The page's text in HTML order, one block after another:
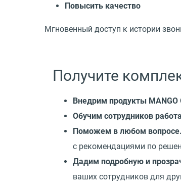
Повысить качество
Мгновенный доступ к истории
Получите
Внедрим продукты MANGO
Обучим сотрудников
Поможем в любом вопросе.
с рекомендациями по
Дадим подробную и
ваших сотрудников для